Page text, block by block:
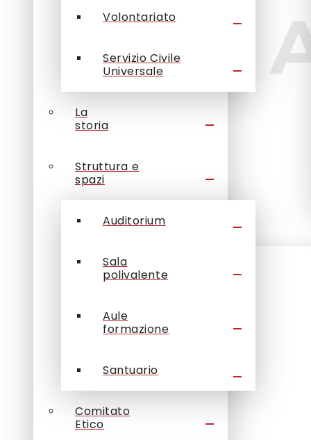
Volontariato
Servizio Civile
Universale
La
storia
Struttura e
spazi
Auditorium
Sala
polivalente
Aule
formazione
Santuario
Comitato
Etico
Area